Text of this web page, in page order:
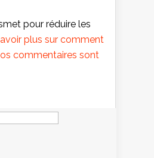
pour réduire les
plus sur comment
commentaires sont